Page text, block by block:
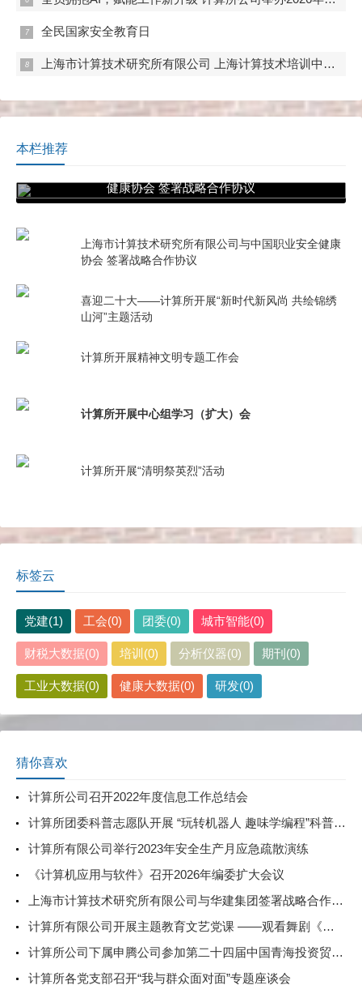
全民国家安全教育日
上海市计算技术研究所有限公司 上海计算技术培训中心 首期数字化管理师（初级）培训班正式开班
本栏推荐
上海市计算技术研究所有限公司与中国职业安全
健康协会 签署战略合作协议
上海市计算技术研究所有限公司与中国职业安全健康
协会 签署战略合作协议
喜迎二十大——计算所开展“新时代新风尚 共绘锦绣
山河”主题活动
计算所开展精神文明专题工作会
计算所开展中心组学习（扩大）会
计算所开展“清明祭英烈”活动
标签云
党建(1) 工会(0) 团委(0) 城市智能(0)
财税大数据(0) 培训(0) 分析仪器(0) 期刊(0)
工业大数据(0) 健康大数据(0) 研发(0)
猜你喜欢
计算所公司召开2022年度信息工作总结会
计算所团委科普志愿队开展 “玩转机器人 趣味学编程”科普课堂活动
计算所有限公司举行2023年安全生产月应急疏散演练
《计算机应用与软件》召开2026年编委扩大会议
上海市计算技术研究所有限公司与华建集团签署战略合作协议
计算所有限公司开展主题教育文艺党课 ——观看舞剧《永不消逝的电波》
计算所公司下属申腾公司参加第二十四届中国青海投资贸易洽谈会
计算所各党支部召开“我与群众面对面”专题座谈会